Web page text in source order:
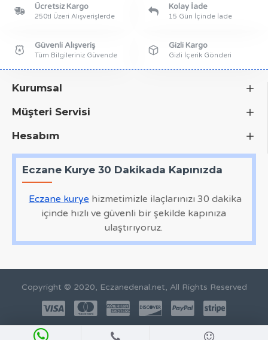
Ücretsiz Kargo
250tl Üzeri Alışverişlerde
Kolay İade
15 Gün İçinde İade
Güvenli Alışveriş
Tüm Bilgileriniz Güvende
Gizli Kargo
Gizli İçerik Gönderi
Kurumsal
Müşteri Servisi
Hesabım
Eczane Kurye 30 Dakikada Kapınızda
Eczane kurye hizmetimizle ilaçlarınızı 30 dakika
içinde hızlı ve güvenli bir şekilde kapınıza
ulaştırıyoruz.
Copyright © 2020, Eczanedenal.net, All Rights Reserved